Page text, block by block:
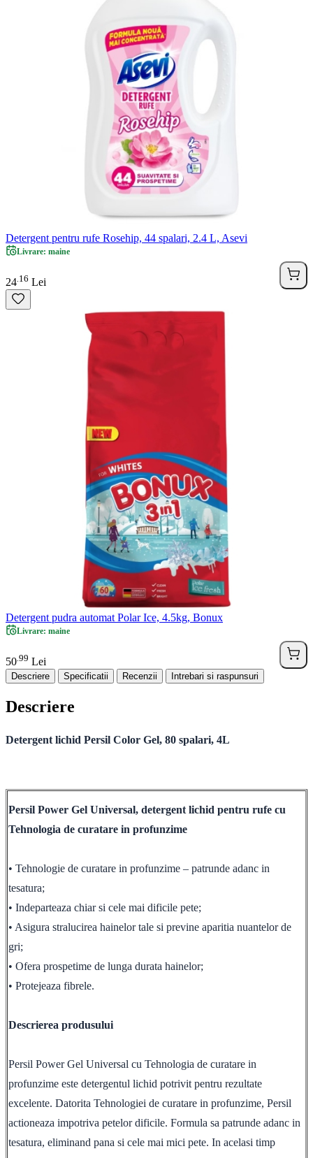
Detergent pentru rufe Rosehip, 44 spalari, 2.4 L, Asevi
Livrare: maine
24 16 Lei
Detergent pudra automat Polar Ice, 4.5kg, Bonux
Livrare: maine
50 99 Lei
Descriere Specificatii Recenzii Intrebari si raspunsuri
Descriere
Detergent lichid Persil Color Gel, 80 spalari, 4L
Persil Power Gel Universal, detergent lichid pentru rufe cu
Tehnologia de curatare in profunzime
• Tehnologie de curatare in profunzime – patrunde adanc in
tesatura;
• Indeparteaza chiar si cele mai dificile pete;
• Asigura stralucirea hainelor tale si previne aparitia nuantelor de
gri;
• Ofera prospetime de lunga durata hainelor;
• Protejeaza fibrele.
Descrierea produsului
Persil Power Gel Universal cu Tehnologia de curatare in
profunzime este detergentul lichid potrivit pentru rezultate
excelente. Datorita Tehnologiei de curatare in profunzime, Persil
actioneaza impotriva petelor dificile. Formula sa patrunde adanc in
tesatura, eliminand pana si cele mai mici pete. In acelasi timp